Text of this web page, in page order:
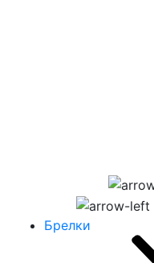
Брелки